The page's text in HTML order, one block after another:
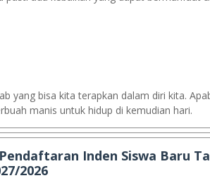
yang bisa kita terapkan dalam diri kita.
manis untuk hidup di kemudian hari.
Inden Siswa Baru
2026